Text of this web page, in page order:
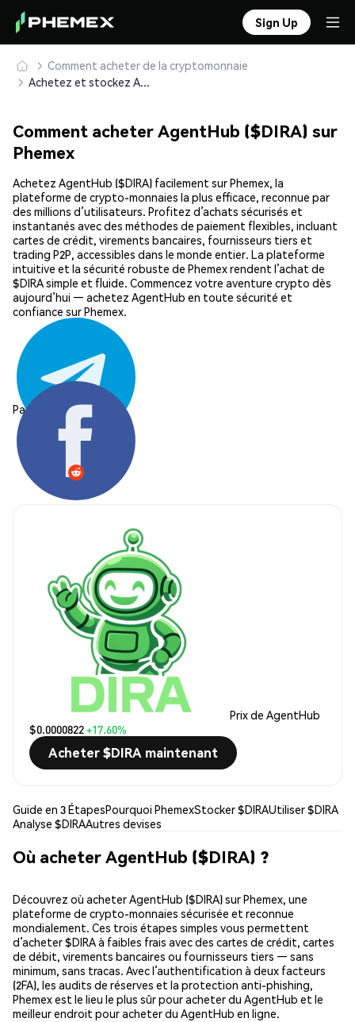
Sign Up
Comment acheter de la cryptomonnaie
Achetez et stockez AgentHub ($DIRA) en toute sécurité
Comment acheter AgentHub ($DIRA) sur
Phemex
Achetez AgentHub ($DIRA) facilement sur Phemex, la
plateforme de crypto-monnaies la plus efficace, reconnue par
des millions d’utilisateurs. Profitez d’achats sécurisés et
instantanés avec des méthodes de paiement flexibles, incluant
cartes de crédit, virements bancaires, fournisseurs tiers et
trading P2P, accessibles dans le monde entier. La plateforme
intuitive et la sécurité robuste de Phemex rendent l’achat de
$DIRA simple et fluide. Commencez votre aventure crypto dès
aujourd’hui — achetez AgentHub en toute sécurité et
confiance sur Phemex.
Partager:
Prix de AgentHub
$0.0000822+17.60%
Acheter $DIRA maintenant
Guide en 3 ÉtapesPourquoi PhemexStocker $DIRAUtiliser $DIRA
Analyse $DIRAAutres devises
Où acheter AgentHub ($DIRA) ?
Découvrez où acheter AgentHub ($DIRA) sur Phemex, une
plateforme de crypto-monnaies sécurisée et reconnue
mondialement. Ces trois étapes simples vous permettent
d’acheter $DIRA à faibles frais avec des cartes de crédit, cartes
de débit, virements bancaires ou fournisseurs tiers — sans
minimum, sans tracas. Avec l’authentification à deux facteurs
(2FA), les audits de réserves et la protection anti-phishing,
Phemex est le lieu le plus sûr pour acheter du AgentHub et le
meilleur endroit pour acheter du AgentHub en ligne.